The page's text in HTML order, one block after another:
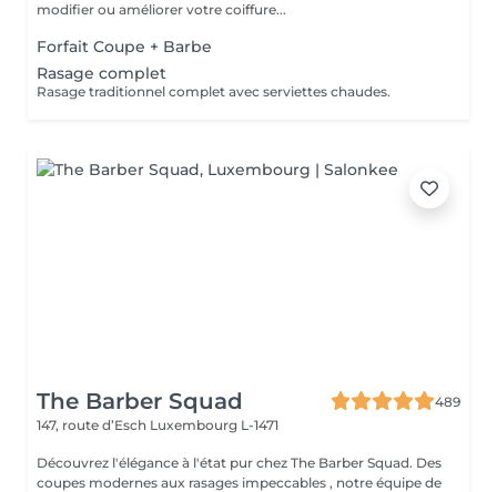
modifier ou améliorer votre coiffure...
Forfait Coupe + Barbe
Rasage complet
Rasage traditionnel complet avec serviettes chaudes.
The Barber Squad
489
147, route d’Esch Luxembourg L-1471
Découvrez l'élégance à l'état pur chez The Barber Squad. Des
coupes modernes aux rasages impeccables , notre équipe de